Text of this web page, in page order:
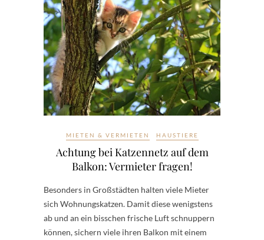
MIETEN & VERMIETEN HAUSTIERE
Achtung bei Katzennetz auf dem
Balkon: Vermieter fragen!
Besonders in Großstädten halten viele Mieter
sich Wohnungskatzen. Damit diese wenigstens
ab und an ein bisschen frische Luft schnuppern
können, sichern viele ihren Balkon mit einem